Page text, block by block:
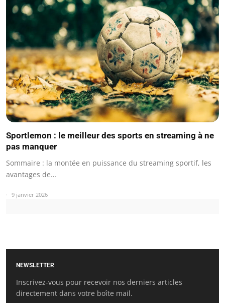
Sportlemon : le meilleur des sports en streaming à ne
pas manquer
Sommaire : la montée en puissance du streaming sportif, les
avantages de…
9 janvier 2026
NEWSLETTER
Inscrivez-vous pour recevoir nos derniers articles
directement dans votre boîte mail.